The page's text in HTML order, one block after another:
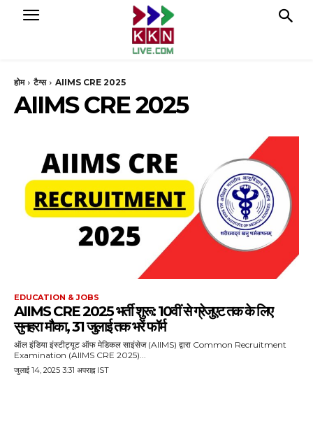
होम टैग्स AIIMS CRE 2025
AIIMS CRE 2025
EDUCATION & JOBS
AIIMS CRE 2025 भर्ती शुरू: 10वीं से ग्रेजुएट तक के लिए
सुनहरा मौका, 31 जुलाई तक भरें फॉर्म
ऑल इंडिया इंस्टीट्यूट ऑफ मेडिकल साइंसेज (AIIMS) द्वारा Common Recruitment
Examination (AIIMS CRE 2025)...
जुलाई 14, 2025 3:31 अपराह्न IST